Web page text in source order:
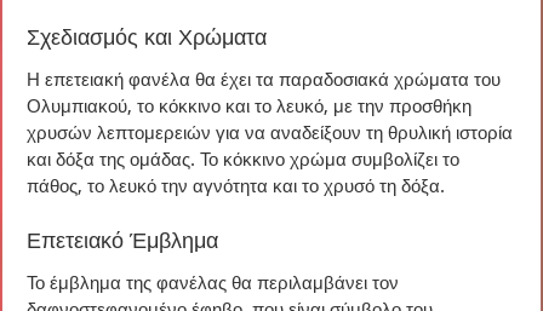
Σχεδιασμός και Χρώματα
Η επετειακή φανέλα θα έχει τα παραδοσιακά χρώματα του
Ολυμπιακού, το κόκκινο και το λευκό, με την προσθήκη
χρυσών λεπτομερειών για να αναδείξουν τη θρυλική ιστορία
και δόξα της ομάδας. Το κόκκινο χρώμα συμβολίζει το
πάθος, το λευκό την αγνότητα και το χρυσό τη δόξα.
Επετειακό Έμβλημα
Το έμβλημα της φανέλας θα περιλαμβάνει τον